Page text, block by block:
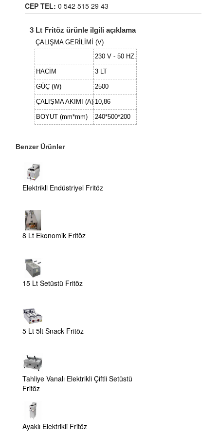
CEP TEL: 0 542 515 29 43
3 Lt Fritöz ürünle ilgili açıklama
ÇALIŞMA GERİLİMİ (V)
230 V - 50 HZ.
HACİM 3 LT
GÜÇ (W) 2500
ÇALIŞMA AKIMI (A) 10,86
BOYUT (mm*mm) 240*500*200
Benzer Ürünler
Elektrikli Endüstriyel Fritöz
8 Lt Ekonomik Fritöz
15 Lt Setüstü Fritöz
5 Lt 5lt Snack Fritöz
Tahliye Vanalı Elektrikli Çiftli Setüstü
Fritöz
Ayaklı Elektrikli Fritöz